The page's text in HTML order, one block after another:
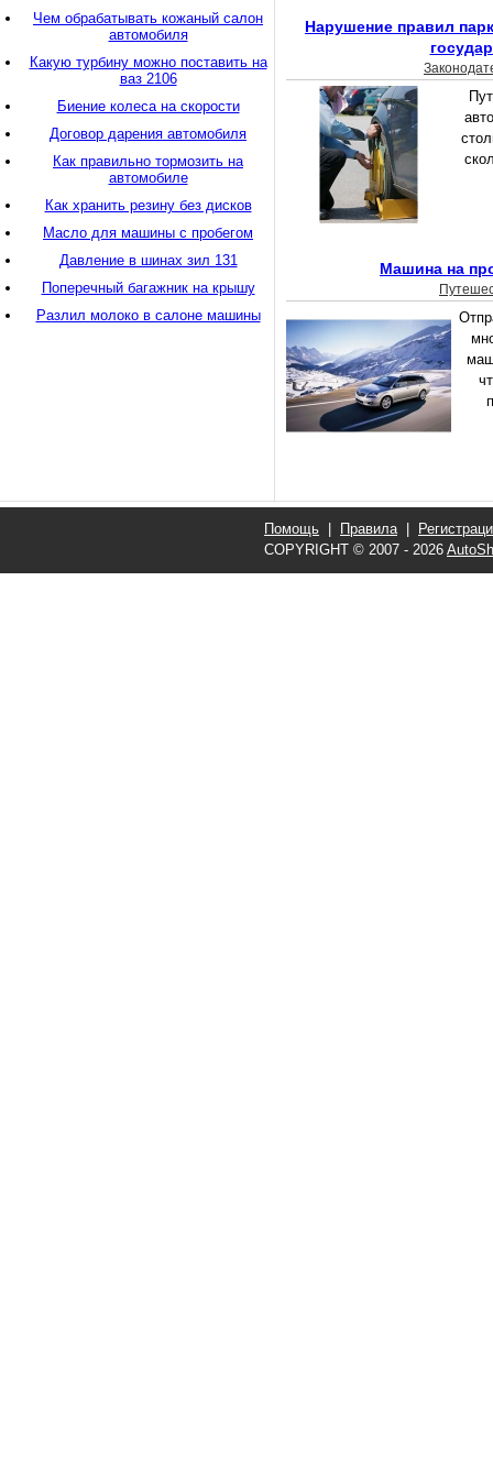
Нарушение правил
Машина на
Чем обрабатывать кожаный салон
автомобиля
Какую турбину можно поставить на
ваз 2106
Биение колеса на скорости
Договор дарения автомобиля
Как правильно тормозить на
автомобиле
Как хранить резину без дисков
Масло для машины с пробегом
Давление в шинах зил 131
Поперечный багажник на крышу
Разлил молоко в салоне машины
Помощь Правила|
COPYRIGHT © 2007 - 2026